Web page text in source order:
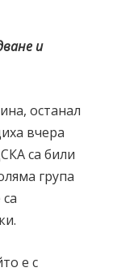
и
останал
вчера
са били
група
е с